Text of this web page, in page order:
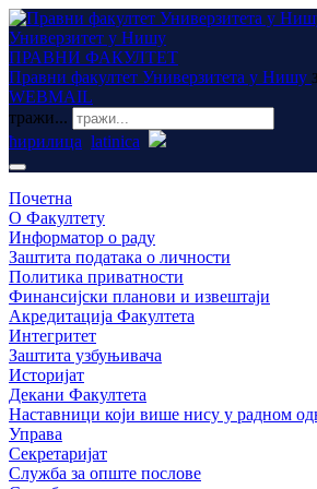
Универзитет у Нишу
ПРАВНИ ФАКУЛТЕТ
Правни факултет Универзитета у Нишу
WEBMAIL
тражи...
ћирилица latinica
Почетна
О Факултету
Информатор о раду
Заштита података о личности
Политика приватности
Финансијски планови и извештаји
Акредитација Факултета
Интегритет
Заштита узбуњивача
Историјат
Декани Факултета
Наставници који више нису у радном
Управа
Секретаријат
Служба за опште послове